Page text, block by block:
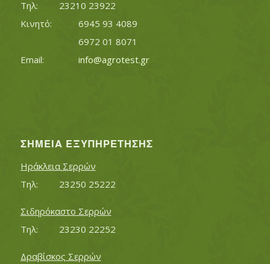
Τηλ:		23210 23922
Κινητό:		6945 93 4089
			6972 01 8071
info@agrotest.gr
ΣΗΜΕΊΑ ΕΞΥΠΗΡΈΤΗΣΗΣ
Ηράκλεια Σερρών
Τηλ:		23250 25222
Σιδηρόκαστο Σερρών
Τηλ:		23230 22252
Δραβίσκος Σερρών